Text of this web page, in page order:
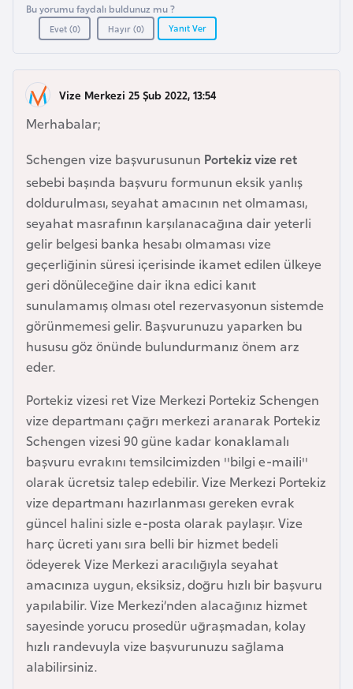
r
i
Bu yorumu faydalı buldunuz mu ?
Evet (0) Hayır (0) Yanıt Ver
Vize Merkezi 25 Şub 2022, 13:54
Merhabalar;
Schengen vize başvurusunun Portekiz vize ret
sebebi başında başvuru formunun eksik yanlış
doldurulması, seyahat amacının net olmaması,
seyahat masrafının karşılanacağına dair yeterli
gelir belgesi banka hesabı olmaması vize
geçerliğinin süresi içerisinde ikamet edilen ülkeye
geri dönüleceğine dair ikna edici kanıt
sunulamamış olması otel rezervasyonun sistemde
görünmemesi gelir. Başvurunuzu yaparken bu
hususu göz önünde bulundurmanız önem arz
eder.
Portekiz vizesi ret Vize Merkezi Portekiz Schengen
vize departmanı çağrı merkezi aranarak Portekiz
Schengen vizesi 90 güne kadar konaklamalı
başvuru evrakını temsilcimizden ''bilgi e-maili''
olarak ücretsiz talep edebilir. Vize Merkezi Portekiz
vize departmanı hazırlanması gereken evrak
güncel halini sizle e-posta olarak paylaşır. Vize
harç ücreti yanı sıra belli bir hizmet bedeli
ödeyerek Vize Merkezi aracılığıyla seyahat
amacınıza uygun, eksiksiz, doğru hızlı bir başvuru
yapılabilir. Vize Merkezi’nden alacağınız hizmet
sayesinde yorucu prosedür uğraşmadan, kolay
hızlı randevuyla vize başvurunuzu sağlama
alabilirsiniz.
A
e
r
b
a
c
a
n
B
a
h
r
e
y
n
B
a
n
g
l
a
d
e
ş
B
e
l